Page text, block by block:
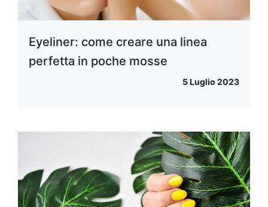
Eyeliner: come creare una linea
perfetta in poche mosse
5 Luglio 2023